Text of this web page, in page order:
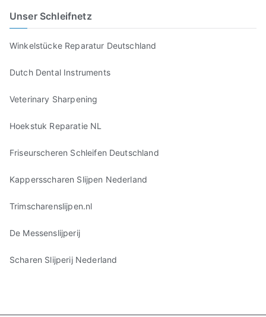
Unser Schleifnetz
Winkelstücke Reparatur Deutschland
Dutch Dental Instruments
Veterinary Sharpening
Hoekstuk Reparatie NL
Friseurscheren Schleifen Deutschland
Kappersscharen Slijpen Nederland
Trimscharenslijpen.nl
De Messenslijperij
Scharen Slijperij Nederland